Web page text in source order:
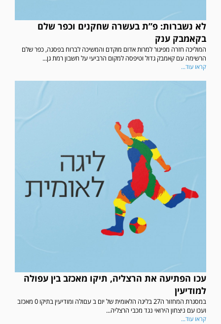
לא נשברות: פ”ת בעשרה שחקנים וכפר שלם
בקאמבק ענק
המוליכה חזרה מפיגור למרות אדום מוקדם והמשיכה לברוח בפסגה, כפר שלם
הרשימה עם קאמבק גדול וטיפסה למקום הרביעי על חשבון רמת גן...
קראו עוד...
עכו הפתיעה את הרצליה, תיקו מאכזב בין עפולה
למודיעין
במסגרת המחזור ה27 בליגה הלאומית של יום ב עםולה ומודיעין בתיקו 0 מאכזב
ועכו עם ניצחון הירואי נגד מכבי הרצליה...
קראו עוד...